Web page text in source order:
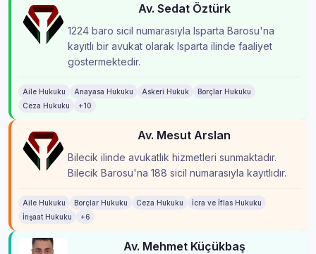
Av. Sedat Öztürk
1224 baro sicil numarasıyla Isparta Barosu'na
kayıtlı bir avukat olarak Isparta ilinde faaliyet
göstermektedir.
Aile Hukuku Anayasa Hukuku Askeri Hukuk
Borçlar Hukuku
Ceza Hukuku
+10
Av. Mesut Arslan
Bilecik ilinde avukatlık hizmetleri sunmaktadır.
Bilecik Barosu'na 188 sicil numarasıyla kayıtlıdır.
Aile Hukuku Borçlar Hukuku Ceza Hukuku
İcra ve İflas Hukuku
İnşaat Hukuku
+6
Av. Mehmet Küçükbaş